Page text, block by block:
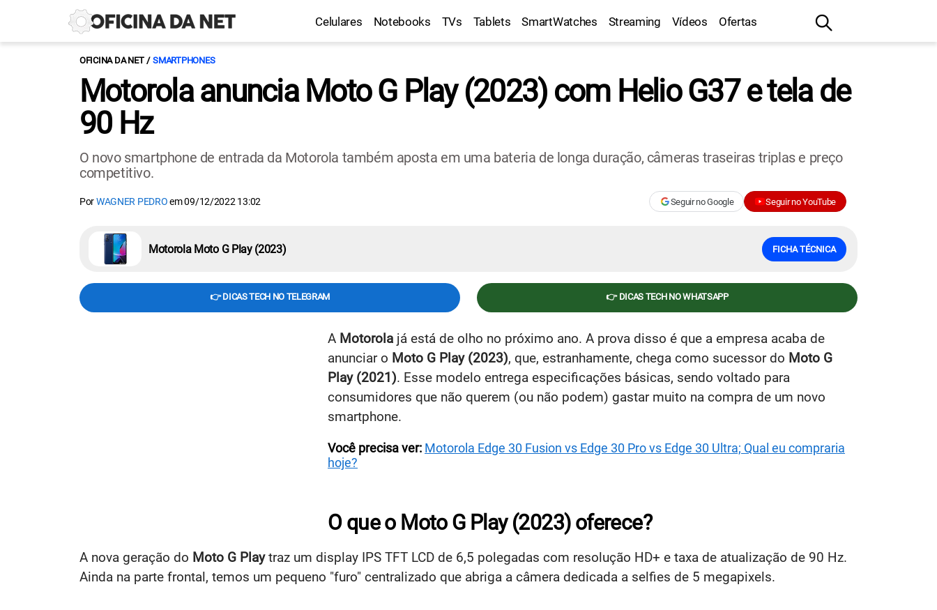
Celulares Notebooks TVs Tablets SmartWatches Streaming Vídeos Ofertas
OFICINA DA NET SMARTPHONES
Motorola anuncia Moto G Play (2023) com Helio G37 e tela de
90 Hz
O novo smartphone de entrada da Motorola também aposta em uma bateria de longa duração, câmeras traseiras triplas e preço
competitivo.
PorWAGNER PEDROem09/12/2022 13:02 Seguir no Google Seguir no YouTube
Motorola Moto G Play (2023) FICHA TÉCNICA
👉 DICAS TECH NO TELEGRAM 👉 DICAS TECH NO WHATSAPP
A Motorola já está de olho no próximo ano. A prova disso é que a empresa acaba de
anunciar o Moto G Play (2023), que, estranhamente, chega como sucessor do Moto G
Play (2021). Esse modelo entrega especificações básicas, sendo voltado para
consumidores que não querem (ou não podem) gastar muito na compra de um novo
smartphone.
Você precisa ver: Motorola Edge 30 Fusion vs Edge 30 Pro vs Edge 30 Ultra; Qual eu compraria
hoje?
O que o Moto G Play (2023) oferece?
A nova geração do Moto G Playtraz um display IPS TFT LCD de 6,5 polegadas com resolução HD+ e taxa de atualização de 90 Hz.
Ainda na parte frontal, temos um pequeno "furo" centralizado que abriga a câmera dedicada a selfies de 5 megapixels.